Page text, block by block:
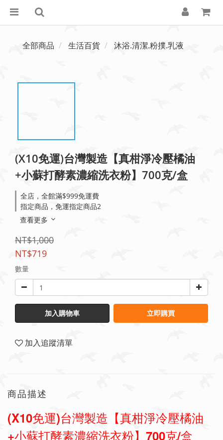
全部商品 生活百貨 沐浴.清潔.粉撲.乳液
(X10免運)台灣製造【真柑淨冷壓橘油
+小蘇打酵素濃縮洗衣粉】700克/盒
全店，全館滿$999免運費
指定商品，免運指定商品2
查看更多
NT$1,000
NT$719
數量
加入購物車 立即購買
加入追蹤清單
商品描述
(X10免運)台灣製造【真柑淨冷壓橘油
+小蘇打酵素濃縮洗衣粉】700克/盒